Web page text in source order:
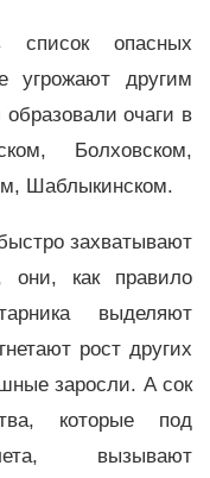
список опасных
угрожают другим
очаги в
Болховском,
Шаблыкинском.
захватывают
они, как правило
выделяют
рост других
заросли. А сок
которые под
вызывают